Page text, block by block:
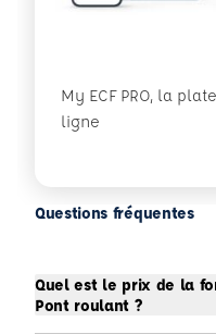
My ECF PRO, la
ligne
Questions fréquentes
Quel est le prix de la
Pont roulant ?